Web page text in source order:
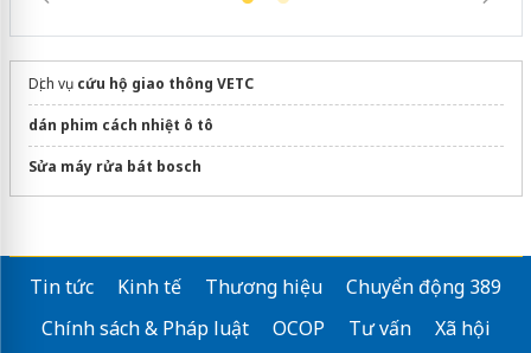
Dịch vụ cứu hộ giao thông VETC
dán phim cách nhiệt ô tô
Sửa máy rửa bát bosch
Tin tức Kinh tế Thương hiệu
Chuyển động 389
Chính sách & Pháp luật
OCOP Tư vấn
Xã hội